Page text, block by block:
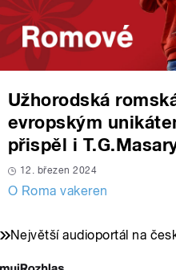
Užhorodská
evropským
přispěl i
12. březen 2024
O Roma vakeren
Největší audioportál na